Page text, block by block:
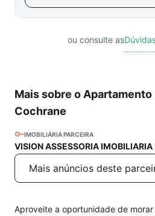
ou consulte as
Mais sobre o Apartamento
Cochrane
IMOBILIÁRIA PARCEIRA
VISION ASSESSORIA IMOBILIARIA
Mais anúncios deste
Aproveite a oportunidade de